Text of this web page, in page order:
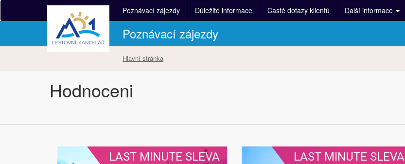
Poznávací zájezdy Důležité informace Časté dotazy klientů Další informace
Poznávací zájezdy
Hlavní stránka
Hodnoceni
LAST MINUTE SLEVA LAST MINUTE SLEVA